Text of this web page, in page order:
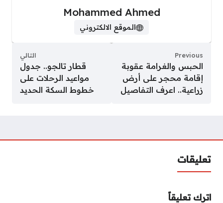
Mohammed Ahmed
الموقع الالكتروني
Previous
الحبس والغرامة عقوبة
إقامة محجر على أرض
زراعية.. اعرف التفاصيل
التالي
قطار تالجو.. جدول
مواعيد الرحلات على
خطوط السكة الحديد
تعليقات
اترك تعليقاً